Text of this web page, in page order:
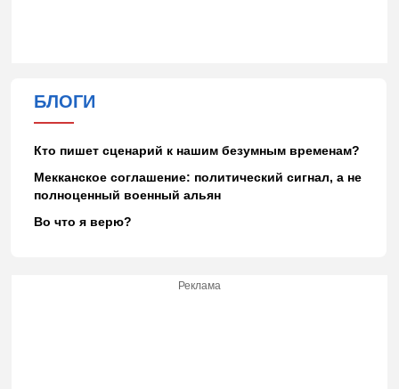
БЛОГИ
Кто пишет сценарий к нашим безумным временам?
Мекканское соглашение: политический сигнал, а не
полноценный военный альян
Во что я верю?
Реклама